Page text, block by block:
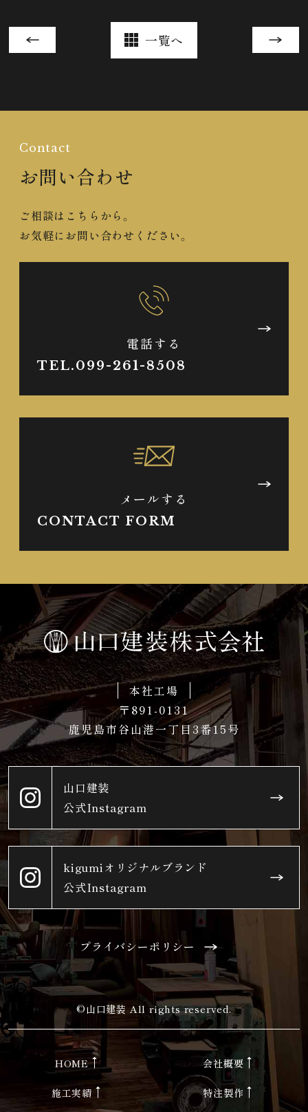
一覧へ
Contact
お問い合わせ
ご相談はこちらから。
お気軽にお問い合わせください。
電話する
TEL.099-261-8508
メールする
CONTACT FORM
本社工場
〒891-0131
鹿児島市谷山港一丁目3番15号
山口建装
公式Instagram
kigumiオリジナルブランド
公式Instagram
プライバシーポリシー
©山口建装 All rights reserved.
HOME 会社概要
施工実績 特注製作